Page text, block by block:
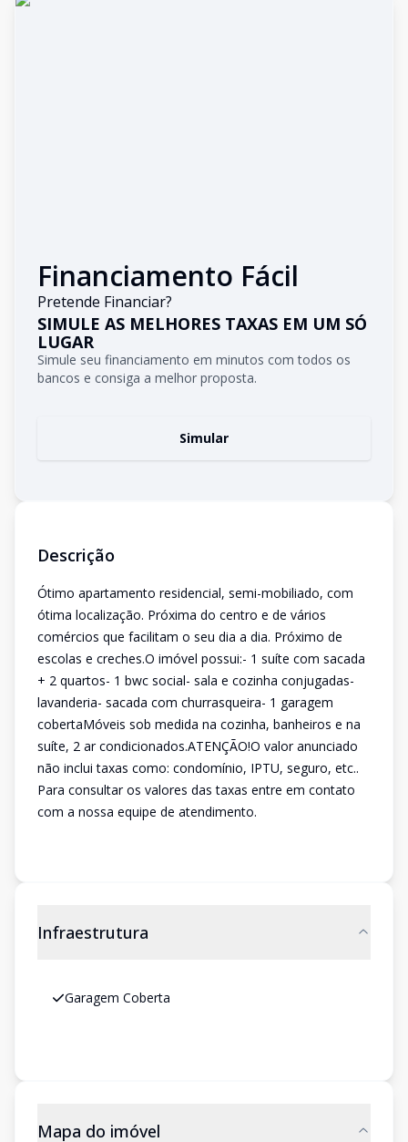
Financiamento Fácil
Pretende Financiar?
SIMULE AS MELHORES TAXAS EM UM SÓ
LUGAR
Simule seu financiamento em minutos com todos os
bancos e consiga a melhor proposta.
Simular
Descrição
Ótimo apartamento residencial, semi-mobiliado, com
ótima localização. Próxima do centro e de vários
comércios que facilitam o seu dia a dia. Próximo de
escolas e creches.O imóvel possui:- 1 suíte com sacada
+ 2 quartos- 1 bwc social- sala e cozinha conjugadas-
lavanderia- sacada com churrasqueira- 1 garagem
cobertaMóveis sob medida na cozinha, banheiros e na
suíte, 2 ar condicionados.ATENÇÃO!O valor anunciado
não inclui taxas como: condomínio, IPTU, seguro, etc..
Para consultar os valores das taxas entre em contato
com a nossa equipe de atendimento.
Infraestrutura
Garagem Coberta
Mapa do imóvel